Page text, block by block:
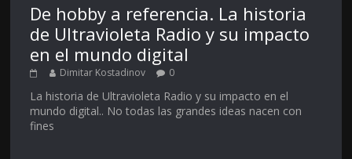
De hobby a referencia. La historia
de Ultravioleta Radio y su impacto
en el mundo digital
Dimitar Kostadinov 0
La historia de Ultravioleta Radio y su impacto en el
mundo digital.. No todas las grandes ideas nacen con
fines